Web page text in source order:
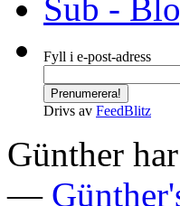
Sub -
Fyll i e-post-adress
Drivs av FeedBlitz
Günther
—